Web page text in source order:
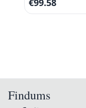
€99.58
Findums